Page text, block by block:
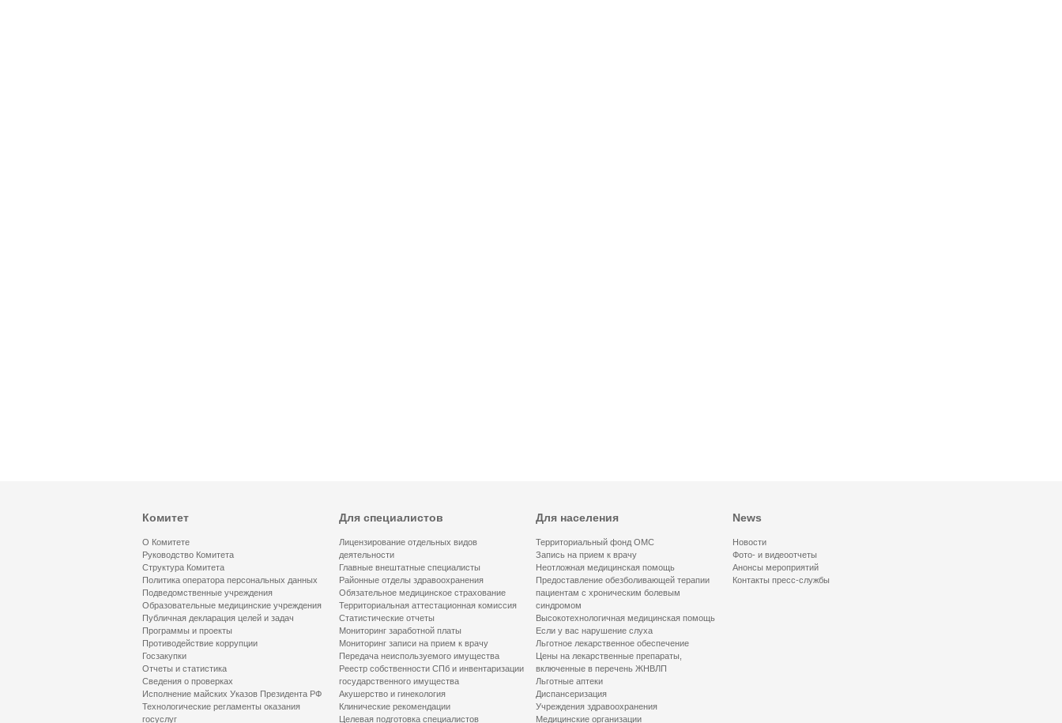
Комитет
О Комитете
Руководство Комитета
Структура Комитета
Политика оператора персональных данных
Подведомственные учреждения
Образовательные медицинские учреждения
Публичная декларация целей и задач
Программы и проекты
Противодействие коррупции
Госзакупки
Отчеты и статистика
Сведения о проверках
Исполнение майских Указов Президента РФ
Технологические регламенты оказания
госуслуг
Для специалистов
Лицензирование отдельных видов
деятельности
Главные внештатные специалисты
Районные отделы здравоохранения
Обязательное медицинское страхование
Территориальная аттестационная комиссия
Статистические отчеты
Мониторинг заработной платы
Мониторинг записи на прием к врачу
Передача неиспользуемого имущества
Реестр собственности СПб и инвентаризации
государственного имущества
Акушерство и гинекология
Клинические рекомендации
Целевая подготовка специалистов
Для населения
Территориальный фонд ОМС
Запись на прием к врачу
Неотложная медицинская помощь
Предоставление обезболивающей терапии
пациентам с хроническим болевым
синдромом
Высокотехнологичная медицинская помощь
Если у вас нарушение слуха
Льготное лекарственное обеспечение
Цены на лекарственные препараты,
включенные в перечень ЖНВЛП
Льготные аптеки
Диспансеризация
Учреждения здравоохранения
Медицинские организации
News
Новости
Фото- и видеоотчеты
Анонсы мероприятий
Контакты пресс-службы